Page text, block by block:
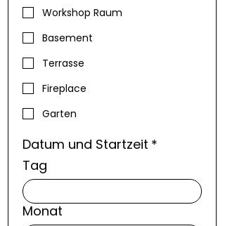
Workshop Raum
Basement
Terrasse
Fireplace
Garten
Datum und Startzeit *
Tag
Monat